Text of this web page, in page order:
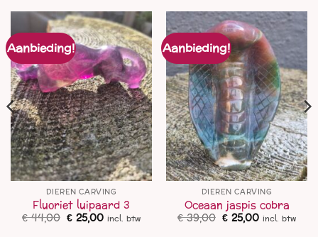
Aanbieding!
DIEREN CARVING
Fluoriet luipaard 3
€44,00 Oorspronkelijke
prijs
€ 25,00Huidige
prijs
incl. btw
Aanbieding!
DIEREN CARVING
Oceaan jaspis cobra
€39,00 Oorspronkelijke
prijs
€ 25,00Huidige
prijs
incl. btw